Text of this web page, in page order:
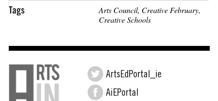
Tags Arts Council, Creative February,
Creative Schools
ArtsEdPortal_ie
AiEPortal